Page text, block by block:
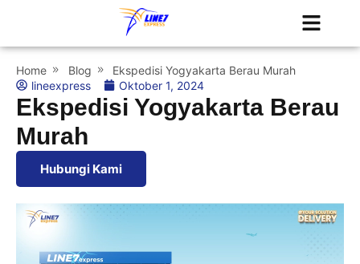
Home Blog
Ekspedisi Yogyakarta Berau Murah
lineexpress
Oktober 1, 2024
Ekspedisi Yogyakarta Berau
Murah
Hubungi Kami